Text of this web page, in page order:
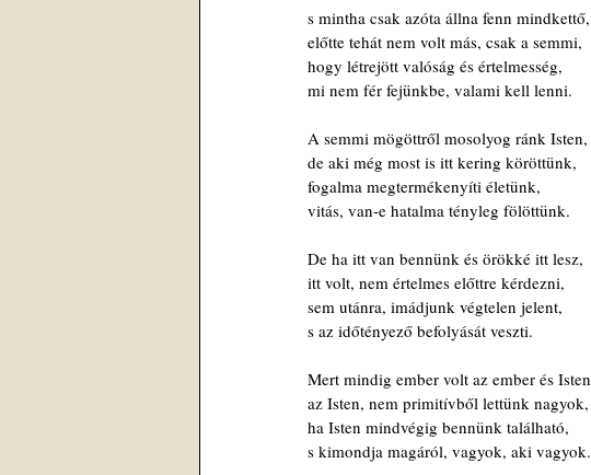
s mintha csak azóta állna fenn mindkettő,
előtte tehát nem volt más, csak a semmi,
hogy létrejött valóság és értelmesség,
mi nem fér fejünkbe, valami kell lenni.
A semmi mögöttről mosolyog ránk Isten,
de aki még most is itt kering köröttünk,
fogalma megtermékenyíti életünk,
vitás, van-e hatalma tényleg fölöttünk.
De ha itt van bennünk és örökké itt lesz,
itt volt, nem értelmes előttre kérdezni,
sem utánra, imádjunk végtelen jelent,
s az időtényező befolyását veszti.
Mert mindig ember volt az ember és Isten
az Isten, nem primitívből lettünk nagyok,
ha Isten mindvégig bennünk található,
s kimondja magáról, vagyok, aki vagyok.